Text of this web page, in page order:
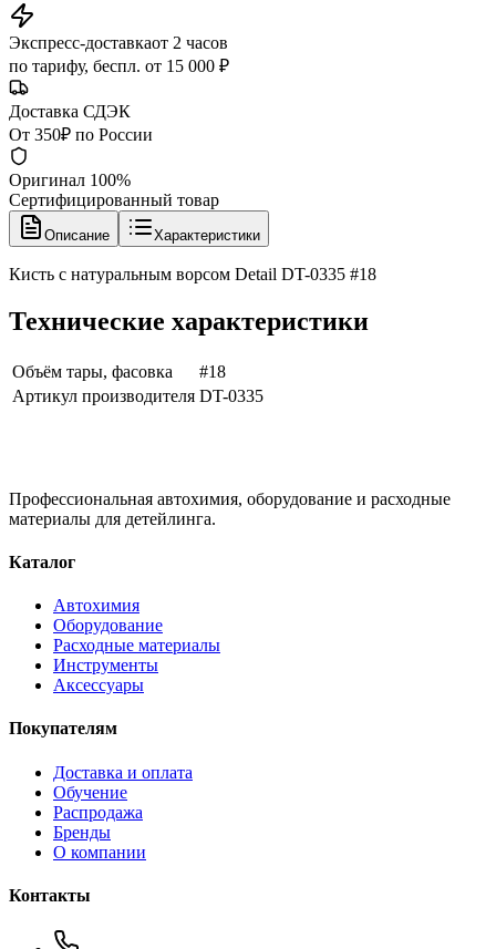
Экспресс-доставкаот 2 часов
по тарифу, беспл. от 15 000 ₽
Доставка СДЭК
От 350₽ по России
Оригинал 100%
Сертифицированный товар
Описание Характеристики
Кисть с натуральным ворсом Detail DT-0335 #18
Технические характеристики
Объём тары, фасовка
#18
Артикул производителя DT-0335
Профессиональная автохимия, оборудование и расходные
материалы для детейлинга.
Каталог
Автохимия
Оборудование
Расходные материалы
Инструменты
Аксессуары
Покупателям
Доставка и оплата
Обучение
Распродажа
Бренды
О компании
Контакты